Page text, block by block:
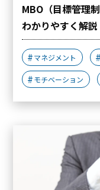
MBO（目標管理
わかりやすく解説
マネジメント
モチベーション